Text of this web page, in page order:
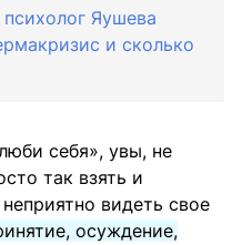
Яушева
и сколько
себя», увы, не
так взять и
видеть свое
осуждение,